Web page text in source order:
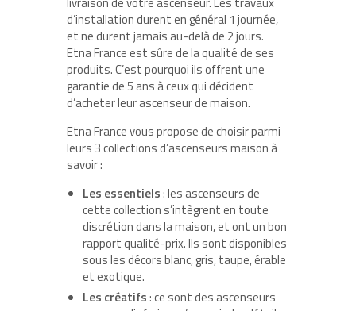
d’installation durent en général 1 journée,
et ne durent jamais au-delà de 2 jours.
Etna France est sûre de la qualité de ses
produits. C’est pourquoi ils offrent une
garantie de 5 ans à ceux qui décident
d’acheter leur ascenseur de maison.
Etna France vous propose de choisir parmi
leurs 3 collections d’ascenseurs maison à
savoir :
Les essentiels: les ascenseurs de
cette collection s’intègrent en toute
discrétion dans la maison, et ont un bon
rapport qualité-prix. Ils sont disponibles
sous les décors blanc, gris, taupe, érable
et exotique.
Les créatifs: ce sont des ascenseurs